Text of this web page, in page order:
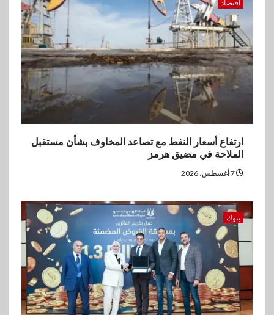
5
اخبار
غرفة القاهرة تنظم ندوة إلكترونية
لدعم الصادرات وتحقيق
مستهدفات رؤية مصر 2030
اقتصاد
ارتفاع أسعار النفط مع تصاعد المخاوف بشأن مستقبل
الملاحة في مضيق هرمز
بنوك